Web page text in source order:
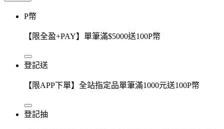
P幣
【限全盈+PAY】單筆滿$5000送100P幣
登記送
【限APP下單】全站指定品單筆滿1000元送100P幣
登記抽